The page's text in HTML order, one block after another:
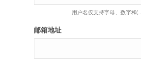
用户名仅支持字母、数字和
邮箱地址